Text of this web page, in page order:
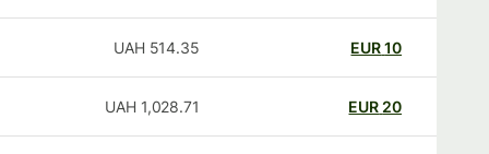
EUR
514.35
UAH
20
EUR
1,028.71
UAH